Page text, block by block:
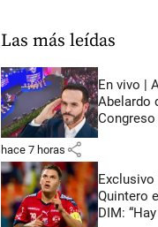
Las más leídas
En vivo |
Abelardo
hace 7 horas share
Exclusivo
Quintero
DIM: